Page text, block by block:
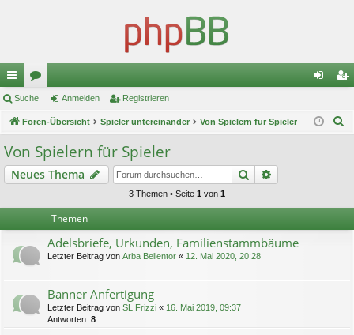
ch
ne
llz
ug
or
en m ist
Suche Anmelden Registrieren
Foren-Übersicht Spieler untereinander Von Spielern für Spieler
Von Spielern für Spieler
Neues Thema Suche
3 Themen • Seite 1 von 1
Themen
Adelsbriefe, Urkunden, Familienstammbäume
Letzter Beitrag von Arba Bellentor « 12. Mai 2020, 20:28
Banner Anfertigung
Letzter Beitrag von SL Frizzi « 16. Mai 2019, 09:37
Antworten: 8